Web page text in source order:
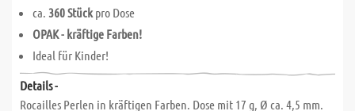
ca. 360 Stück pro Dose
OPAK - kräftige Farben!
Ideal für Kinder!
Details -
Rocailles Perlen in kräftigen Farben. Dose mit 17 g, Ø ca. 4,5 mm.